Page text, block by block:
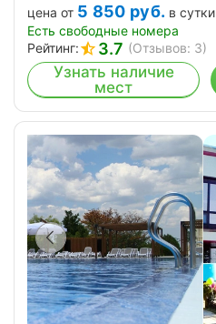
цена от 5 850 руб. в сутки
Есть свободные номера
Рейтинг:
3.7 (Отзывов: 3)
Узнать наличие
мест